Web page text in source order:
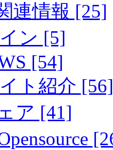
連情報 [25]
ン [5]
[54]
ト紹介 [56]
ア [41]